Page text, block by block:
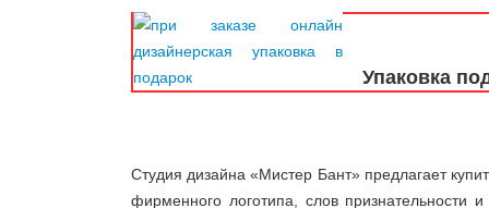
Упаковка
Студия дизайна «Мистер Бант» предлагает
фирменного логотипа, слов признательности